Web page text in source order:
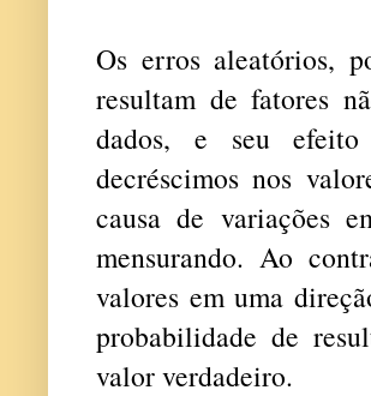
Os erros aleatórios,
resultam de fatores
dados, e seu
decréscimos nos
causa de variações
mensurando. Ao
valores em uma
probabilidade de
valor verdadeiro.